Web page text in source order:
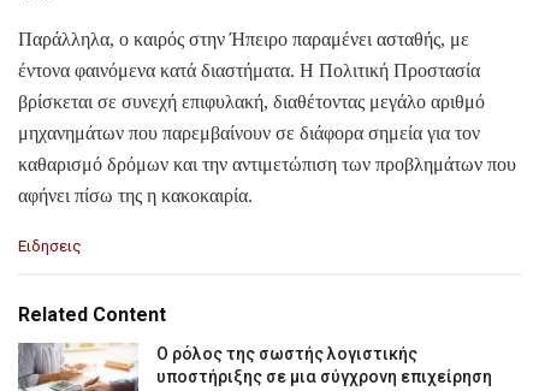
Παράλληλα, ο καιρός στην Ήπειρο παραμένει ασταθής, με
έντονα φαινόμενα κατά διαστήματα. Η Πολιτική Προστασία
βρίσκεται σε συνεχή επιφυλακή, διαθέτοντας μεγάλο αριθμό
μηχανημάτων που παρεμβαίνουν σε διάφορα σημεία για τον
καθαρισμό δρόμων και την αντιμετώπιση των προβλημάτων που
αφήνει πίσω της η κακοκαιρία.
C
e
o
r
Ειδησεις
Related Content
Ο ρόλος της σωστής λογιστικής
υποστήριξης σε μια σύγχρονη επιχείρηση